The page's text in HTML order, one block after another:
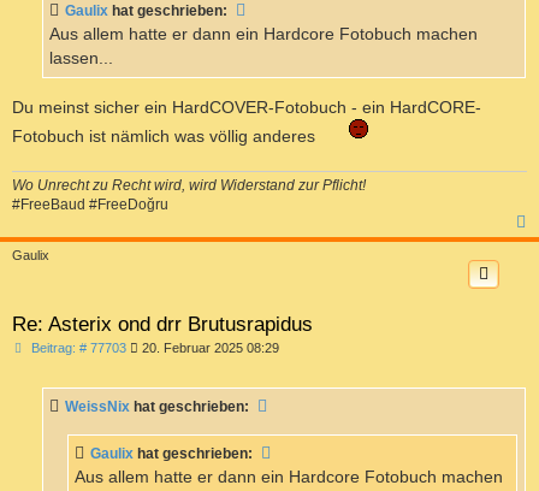
r
a
Gaulix hat geschrieben:
Aus allem hatte er dann ein Hardcore Fotobuch machen
lassen...
Du meinst sicher ein HardCOVER-Fotobuch - ein HardCORE-
Fotobuch ist nämlich was völlig anderes
Wo Unrecht zu Recht wird, wird Widerstand zur Pflicht!
#FreeBaud #FreeDoğru
a
Gaulix
Re: Asterix ond drr Brutusrapidus
Beitrag: # 77703B
r
20. Februar 2025 08:29
WeissNix hat geschrieben:
Gaulix hat geschrieben:
Aus allem hatte er dann ein Hardcore Fotobuch machen